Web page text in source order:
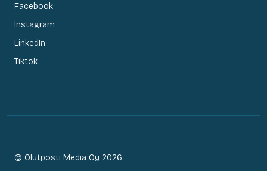
Facebook
Instagram
LinkedIn
Tiktok
© Olutposti Media Oy 2026